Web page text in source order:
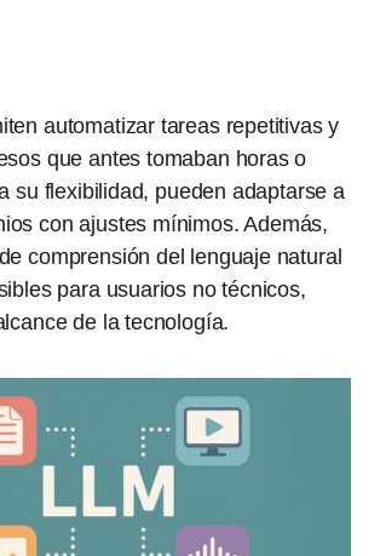
automatizar tareas repetitivas y
que antes tomaban horas o
su flexibilidad, pueden adaptarse a
con ajustes mínimos. Además,
comprensión del lenguaje natural
para usuarios no técnicos,
de la tecnología.